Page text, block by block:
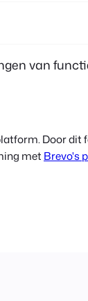
van
Door dit
met Brevo's